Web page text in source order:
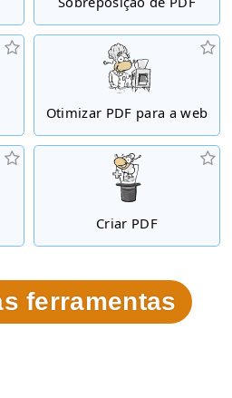
Otimizar PDF para a web
Criar PDF
ferramentas